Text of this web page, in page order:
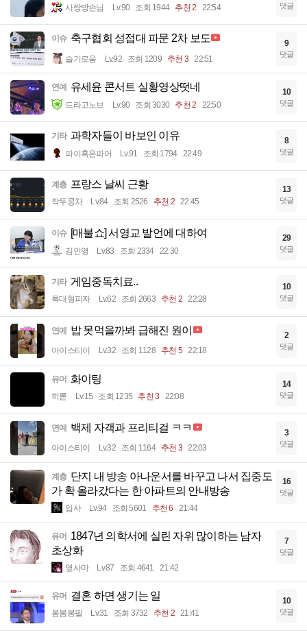
사랑방손님 Lv.90 조회 1944 추천 2 22:54 댓글
이슈 축구협회 성접대 파문 2차 보도
슬기로움 Lv.92 조회 1209 추천 3 22:51
9
댓글
연예 유세윤 콘서트 실황영상떳네
드라고노브 Lv.90 조회 3030 추천 2 22:50
10
댓글
기타 과학자들이 바보인 이유
파이혹은파어 Lv.91 조회 1794 22:49
8
댓글
계층 프랑스 날씨 근황
작두콩차 Lv.84 조회 2526 추천 2 22:45
13
댓글
이슈 [매불쇼] 서영교 발언에 대하여
김인영 Lv.83 조회 2334 22:30
29
댓글
기타 게임중독치료..
특대형피자 Lv.62 조회 2663 추천 2 22:28
10
댓글
연예 밥 못먹을까봐 급해진 원이
아이스티이 Lv.32 조회 1128 추천 5 22:18
2
댓글
유머 화이팅
히롣 Lv.15 조회 1235 추천 3 22:08
14
댓글
연예 백제 자객과 프리티걸 ㅋㅋ
아이스티이 Lv.32 조회 1164 추천 3 22:03
3
댓글
계층 단지 내 방송 아나운서를 바꾸고 나서 집중도
가 확 올라갔다는 한 아파트의 안내방송
입사 Lv.94 조회 5601 추천 6 21:44
16
댓글
유머 1847년 의학서에 실린 자위 많이하는 남자
초상화
옆사마 Lv.87 조회 4641 21:42
7
댓글
유머 결혼 하면 생기는 일
봄봄봉필 Lv.31 조회 3732 추천 2 21:41
10
댓글